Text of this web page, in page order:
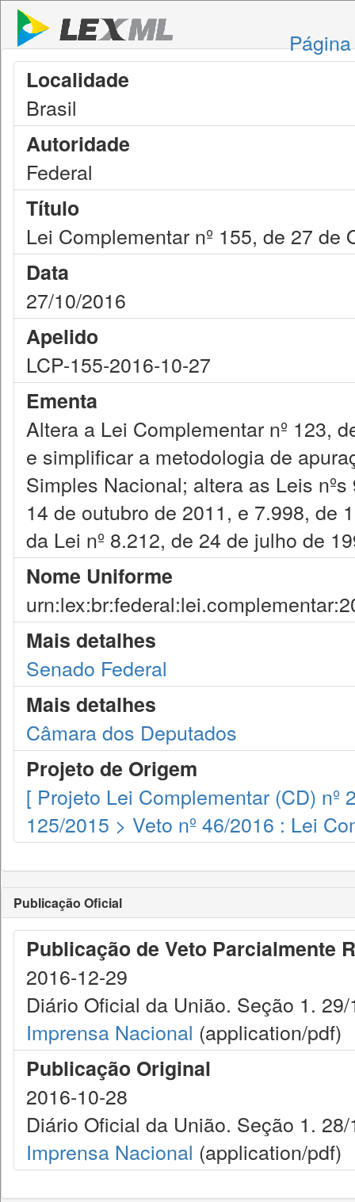
Localidade
Brasil
Autoridade
Federal
Título
Lei Complementar nº 155, de 27 de
Data
27/10/2016
Apelido
LCP-155-2016-10-27
Ementa
Altera a Lei Complementar nº 123,
e simplificar a metodologia de
Simples Nacional; altera as Leis
14 de outubro de 2011, e 7.998, de
da Lei nº 8.212, de 24 de julho de
Nome Uniforme
Mais detalhes
Senado Federal
Mais detalhes
Câmara dos Deputados
Projeto de Origem
[ Projeto Lei Complementar (CD) nº
125/2015 > Veto nº 46/2016 : Lei
Publicação Oficial
Publicação de Veto Parcialmente
2016-12-29
Diário Oficial da União. Seção 1.
Imprensa Nacional (application/pdf)
Publicação Original
2016-10-28
Diário Oficial da União. Seção 1.
Imprensa Nacional (application/pdf)